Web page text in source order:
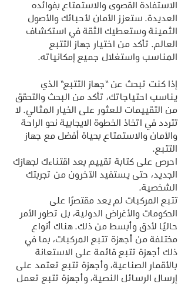
الاستفادة القصوى والاستمتاع بفوائده
العديدة. ستعزز الأمان لأحبائك والأصول
الثمينة وستعطيك الثقة في استكشاف
العالم. تأكد من اختيار جهاز التتبع
المناسب واستغلال جميع إمكانياته.
إذا كنت تبحث عن “جهاز التتبع” الذي
يناسب احتياجاتك، تأكد من البحث والتحقق
من التقييمات للعثور على الخيار المثالي. لا
تتردد في اتخاذ الخطوة الايجابية نحو الراحة
والأمان والاستمتاع بحياة أفضل مع جهاز
التتبع.
احرص على كتابة تقييم بعد اقتناءك لجهازك
الجديد، حتى يستفيد الآخرون من تجربتك
الشخصية.
تتبع المركبات لم يعد مقتصرًا على
الحكومات والأغراض الدولية، بل تطور الأمر
حاليًا لأدق وأبسط من ذلك. هناك أنواع
مختلفة من أجهزة تتبع المركبات، بما في
ذلك أجهزة تتبع قائمة على الاستعانة
بالأقمار الصناعية، وأجهزة تتبع تعتمد على
إرسال الرسائل النصية، وأجهزة تتبع تعمل